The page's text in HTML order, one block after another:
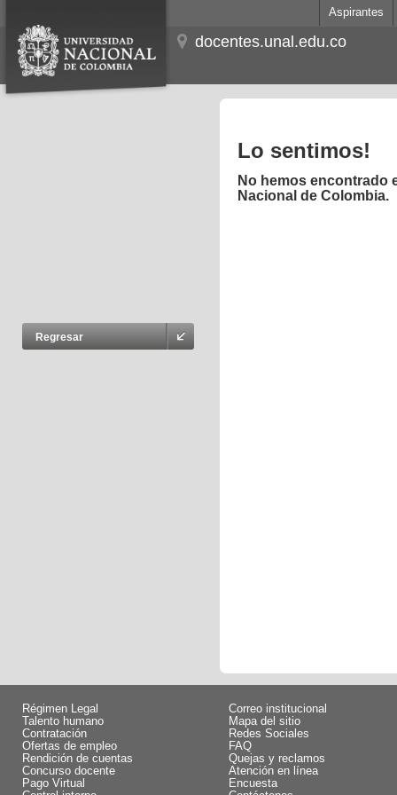
Aspirantes
docentes.unal.edu.co
Regresar
Lo sentimos!
No hemos encontrado
Nacional de Colombia.
Régimen Legal
Talento humano
Contratación
Ofertas de empleo
Rendición de cuentas
Concurso docente
Pago Virtual
Correo institucional
Mapa del sitio
Redes Sociales
FAQ
Quejas y reclamos
Atención en línea
Encuesta